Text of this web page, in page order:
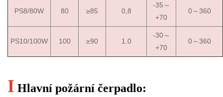
PS8/80W 80 ≥85 0,8
-35～
+70
0～360
PS10/100W 100 ≥90 1.0
-30～
+70
0～360
I Hlavní požární čerpadlo: